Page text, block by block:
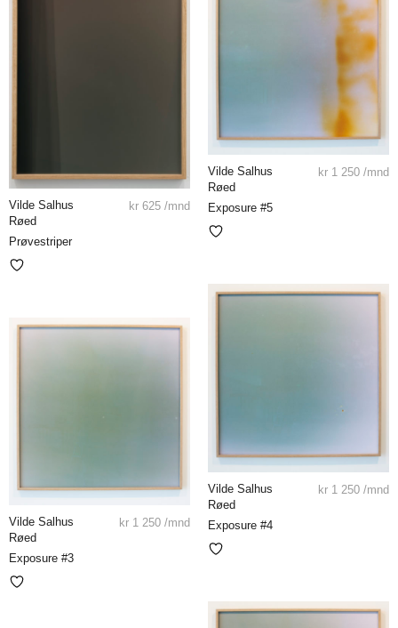
Vilde Salhus
Røed
Prøvestriper
kr 625 /mnd
Vilde Salhus
Røed
Exposure #5
kr 1 250 /mnd
Vilde Salhus
Røed
Exposure #4
kr 1 250 /mnd
Vilde Salhus
Røed
Exposure #3
kr 1 250 /mnd